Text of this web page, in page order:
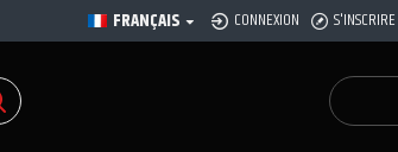
FRANÇAIS CONNEXION S'INSCRIRE